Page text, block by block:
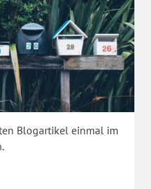
Blogartikel einmal im